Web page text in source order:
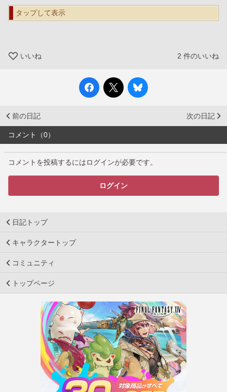
タップして表示
いいね 2 件のいいね
前の日記 次の日記
コメント（0）
コメントを投稿するにはログインが必要です。
ログイン
日記トップ
キャラクタートップ
コミュニティ
トップページ